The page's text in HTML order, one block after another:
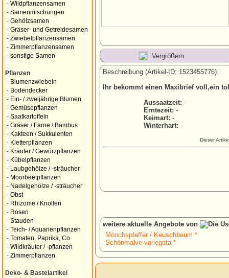
- Wildpflanzensamen
- Samenmischungen
- Gehölzsamen
- Gräser- und Getreidesamen
- Zwiebelpflanzensamen
- Zimmerpflanzensamen
- sonstige Samen
Pflanzen
- Blumenzwiebeln
- Bodendecker
- Ein- / zweijährige Blumen
- Gemüsepflanzen
- Saatkartoffeln
- Gräser / Farne / Bambus
- Kakteen / Sukkulenten
- Kletterpflanzen
- Kräuter / Gewürzpflanzen
- Kübelpflanzen
-
Laubgehölze / -sträucher
- Moorbeetpflanzen
- Nadelgehölze / -sträucher
- Obst
- Rhizome / Knollen
- Rosen
- Stauden
- Teich- / Aquarienpflanzen
- Tomaten, Paprika, Co
- Wildkräuter / -pflanzen
- Zimmerpflanzen
Deko- & Bastelartikel
Vergrößern
Beschreibung (Artikel-ID: 1523455776):
Ihr bekommt einen Maxibrief voll,ein
Aussaatzeit: -
Erntezeit: -
Keimart: -
Winterhart: -
Dieser
weitere aktuelle Angebote von
Mönchspfeffer / Keuschbaum *
Schönmalve variegata *